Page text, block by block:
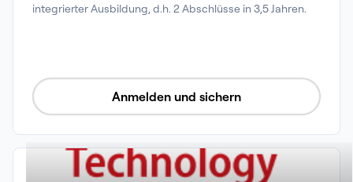
integrierter Ausbildung, d.h. 2 Abschlüsse in 3,5 Jahren.
Anmelden und sichern